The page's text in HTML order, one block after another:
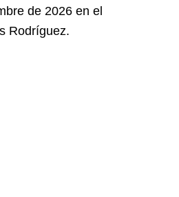
de 2026 en el
Rodríguez.